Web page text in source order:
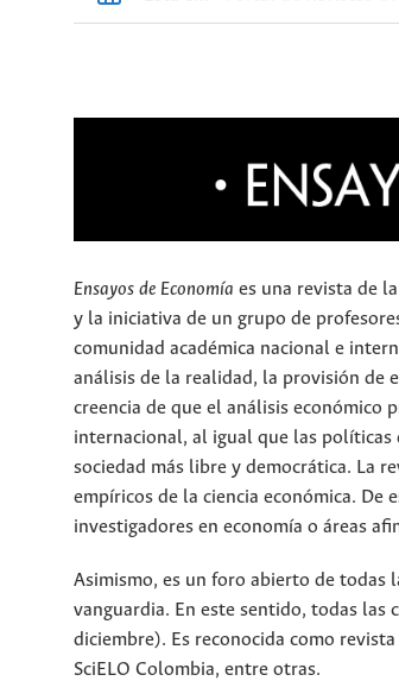
Ensayos de Economía es una revista de
y la iniciativa de un grupo de
comunidad académica nacional e
análisis de la realidad, la provisión de
creencia de que el análisis económico
internacional, al igual que las políticas
sociedad más libre y democrática. La
empíricos de la ciencia económica. De
investigadores en economía o áreas
Asimismo, es un foro abierto de todas
vanguardia. En este sentido, todas
diciembre). Es reconocida como
SciELO Colombia, entre otras.